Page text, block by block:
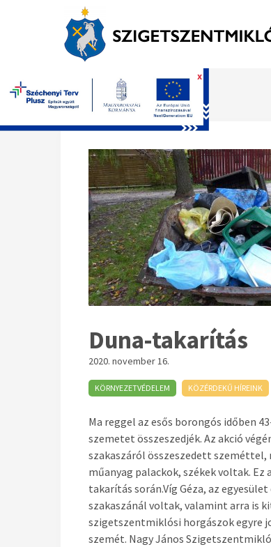
x
Főoldal
Duna-takarítás
2020. november 16.
KÖRNYEZETVÉDELEM KÖZÉRDEKŰ HÍREINK
Ma reggel az esős borongós időben
szemetet összeszedjék. Az akció
szakaszáról összeszedett
műanyag palackok, székek voltak.
takarítás során.Víg Géza, az
szakaszánál voltak, valamint arra is
szigetszentmiklósi horgászok egyre
szemét. Nagy János